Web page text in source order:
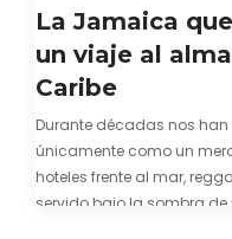
La Jamaica
un viaje al
Caribe
Durante décadas nos
únicamente como un
hoteles frente al mar,
servido bajo la sombra de